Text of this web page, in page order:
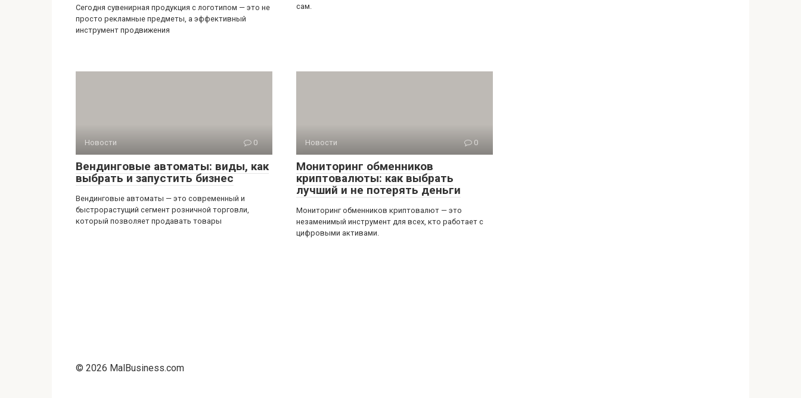
Сегодня сувенирная продукция с логотипом — это не
просто рекламные предметы, а эффективный
инструмент продвижения
сам.
Новости 0
Вендинговые автоматы: виды, как
выбрать и запустить бизнес
Вендинговые автоматы — это современный и
быстрорастущий сегмент розничной торговли,
который позволяет продавать товары
Новости 0
Мониторинг обменников
криптовалюты: как выбрать
лучший и не потерять деньги
Мониторинг обменников криптовалют — это
незаменимый инструмент для всех, кто работает с
цифровыми активами.
© 2026 MalBusiness.com